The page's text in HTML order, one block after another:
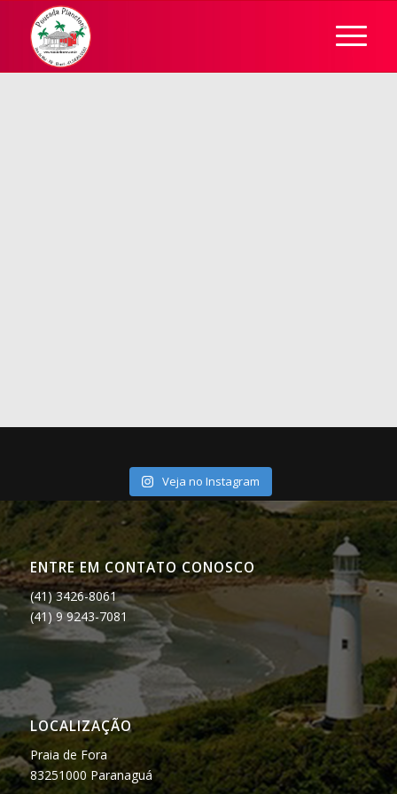
Veja no Instagram
ENTRE EM CONTATO CONOSCO
(41) 3426-8061
(41) 9 9243-7081
LOCALIZAÇÃO
Praia de Fora
83251000 Paranaguá